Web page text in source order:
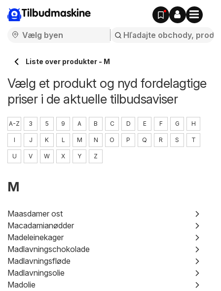
Tilbudmaskine
Liste over produkter - M
Vælg et produkt og nyd fordelagtige
priser i de aktuelle tilbudsaviser
A-Z 3 5 9 A B C D E F G H
I J K L M N O P Q R S T
U V W X Y Z
M
Maasdamer ost
Macadamianødder
Madeleinekager
Madlavningschokolade
Madlavningsfløde
Madlavningsolie
Madolie